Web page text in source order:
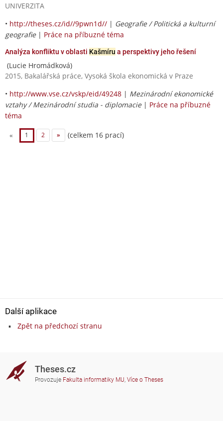
UNIVERZITA
• http://theses.cz/id//9pwn1d// | Geografie / Politická a kulturní
geografie| Práce na příbuzné téma
Analýza konfliktu v oblasti Kašmíru a perspektivy jeho řešení
(Lucie Hromádková)
2015, Bakalářská práce, Vysoká škola ekonomická v Praze
• http://www.vse.cz/vskp/eid/49248 | Mezinárodní ekonomické
vztahy / Mezinárodní studia - diplomacie| Práce na příbuzné
téma
« 1 2 » (celkem 16 prací)
Další aplikace
Zpět na předchozí stranu
Theses.cz
Provozuje Fakulta informatiky MU, Více o Theses